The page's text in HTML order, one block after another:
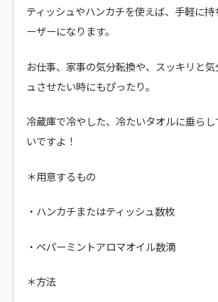
ティッシュやハンカチを使えば、手軽に持
ーザーになります。
お仕事、家事の気分転換や、スッキリと
ュさせたい時にもぴったり。
冷蔵庫で冷やした、冷たいタオルに垂ら
いですよ！
＊用意するもの
・ハンカチまたはティッシュ数枚
・ペパーミントアロマオイル数滴
＊方法